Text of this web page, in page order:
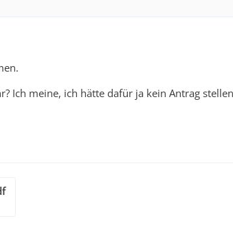
Ich meine, ich hätte dafür ja kein Antrag